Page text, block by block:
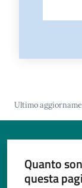
Ultimo
Quanto
questa